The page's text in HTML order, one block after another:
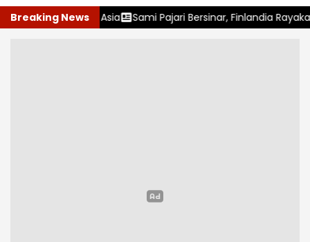
Breaking News
Sami Pajari Bersinar, Finlandia Rayakan Juara Bersejarah